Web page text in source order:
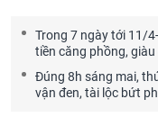
Trong 7 ngày tới 11/
tiền căng phồng,
Đúng 8h sáng mai,
vận đen, tài lộc bứt